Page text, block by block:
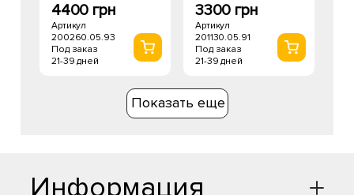
4400 грн
Артикул
200260.05.93
Под заказ
21-39 дней
3300 грн
Артикул
201130.05.91
Под заказ
21-39 дней
Показать еще
Информация